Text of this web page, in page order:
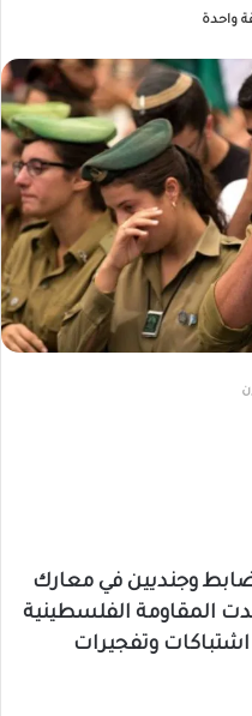
واحدة
وجنديين في معارك
المقاومة الفلسطينية
وتفجيرات